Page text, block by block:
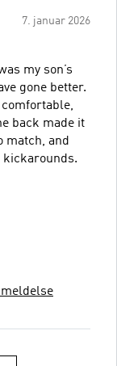
7. januar 2026
my son’s
gone better.
comfortable,
back made it
match, and
kickarounds.